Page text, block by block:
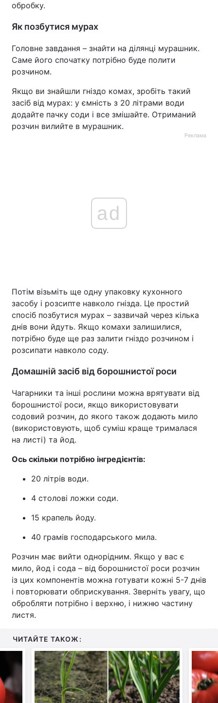
обробку.
Як позбутися мурах
Головне завдання – знайти на ділянці мурашник.
Саме його спочатку потрібно буде полити
розчином.
Якщо ви знайшли гніздо комах, зробіть такий
засіб від мурах: у ємність з 20 літрами води
додайте пачку соди і все змішайте. Отриманий
розчин вилийте в мурашник.
Реклама
ad
Потім візьміть ще одну упаковку кухонного
засобу і розсипте навколо гнізда. Це простий
спосіб позбутися мурах – зазвичай через кілька
днів вони йдуть. Якщо комахи залишилися,
потрібно буде ще раз залити гніздо розчином і
розсипати навколо соду.
Домашній засіб від борошнистої роси
Чагарники та інші рослини можна врятувати від
борошнистої роси, якщо використовувати
содовий розчин, до якого також додають мило
(використовують, щоб суміш краще трималася
на листі) та йод.
Ось скільки потрібно інгредієнтів:
20 літрів води.
4 столові ложки соди.
15 крапель йоду.
40 грамів господарського мила.
Розчин має вийти однорідним. Якщо у вас є
мило, йод і сода – від борошнистої роси розчин
із цих компонентів можна готувати кожні 5-7 днів
і повторювати обприскування. Зверніть увагу, що
обробляти потрібно і верхню, і нижню частину
листя.
ЧИТАЙТЕ ТАКОЖ: